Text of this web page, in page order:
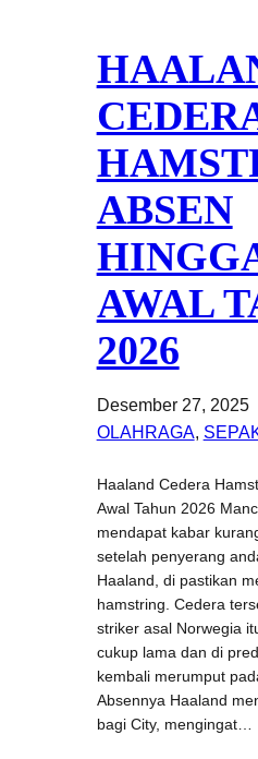
ABSEN
AWAL
2026
Desember 27, 2025
OLAHRAGA,
Haaland Cedera
Awal Tahun 2026
mendapat kabar
setelah penyerang
Haaland, di pastikan
hamstring. Cedera
striker asal Norwegia
cukup lama dan di
kembali merumput
Absennya Haaland
bagi City, mengingat…